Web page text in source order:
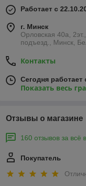
Работает с
г. Минск
Орловская 40а,
подъезд., Минск,
Контакты
Сегодня работает
Показать весь
Отзывы о магазине
160 отзывов за всё
Покупатель